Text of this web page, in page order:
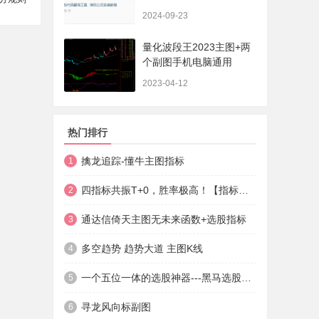
2024-09-23
量化波段王2023主图+两
个副图手机电脑通用
2023-04-12
热门排行
1 擒龙追踪-懂牛主图指标
2
3 通达信倚天主图无未来函数+选股指标
4 多空趋势 趋势大道 主图K线
5
6 寻龙风向标副图